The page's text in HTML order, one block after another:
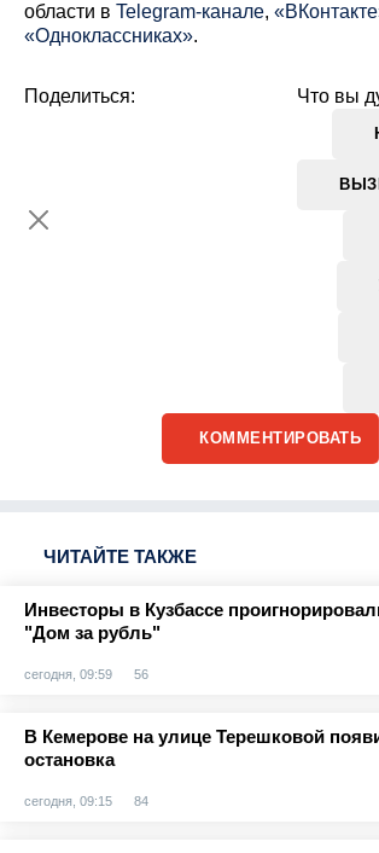
области в Telegram-канале,
«Одноклассниках».
Что вы
Поделиться:
КОММЕНТИРОВАТЬ
ЧИТАЙТЕ ТАКЖЕ
Инвесторы в Кузбассе
"Дом за рубль"
сегодня, 09:59 56
В Кемерове на улице Терешковой
остановка
сегодня, 09:15 84